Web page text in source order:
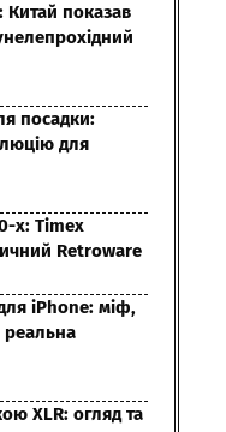
Китай показав
посадки:
для
х: Timex
Retroware
iPhone: міф,
реальна
XLR: огляд та